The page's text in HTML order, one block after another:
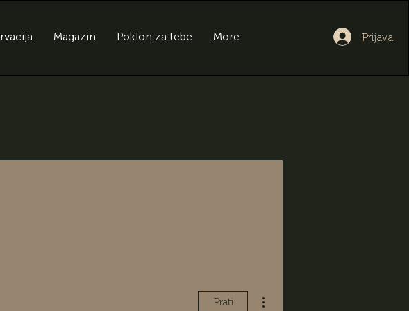
Magazin Poklon za tebe More Prijava
Prati